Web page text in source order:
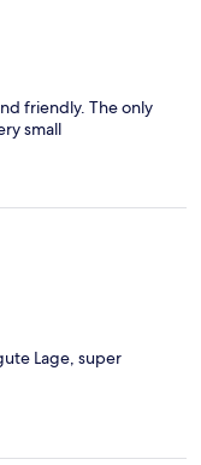
friendly. The only
small
Lage, super